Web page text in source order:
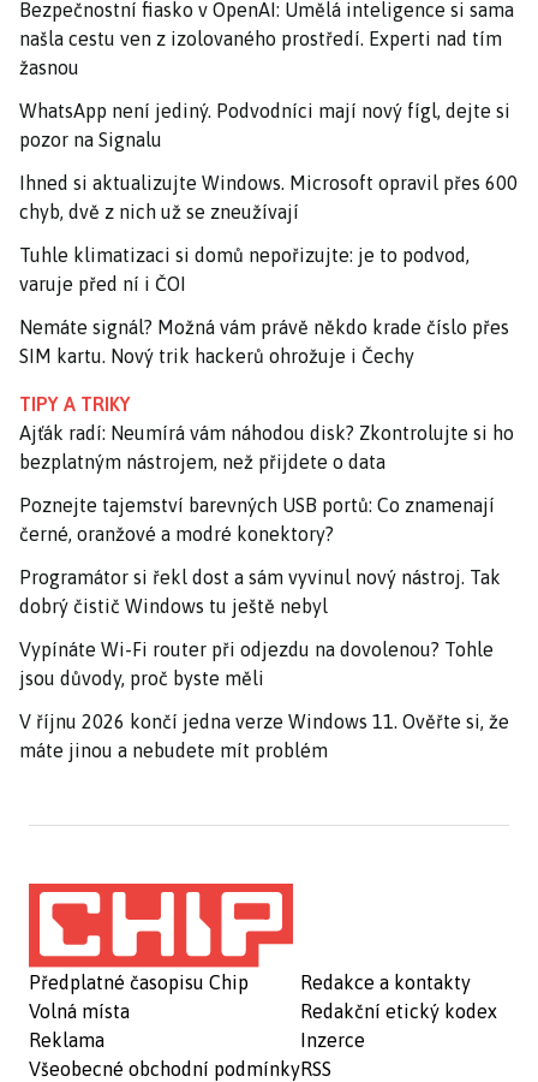
Bezpečnostní fiasko v OpenAI: Umělá inteligence si sama
našla cestu ven z izolovaného prostředí. Experti nad tím
žasnou
WhatsApp není jediný. Podvodníci mají nový fígl, dejte si
pozor na Signalu
Ihned si aktualizujte Windows. Microsoft opravil přes 600
chyb, dvě z nich už se zneužívají
Tuhle klimatizaci si domů nepořizujte: je to podvod,
varuje před ní i ČOI
Nemáte signál? Možná vám právě někdo krade číslo přes
SIM kartu. Nový trik hackerů ohrožuje i Čechy
TIPY A TRIKY
Ajťák radí: Neumírá vám náhodou disk? Zkontrolujte si ho
bezplatným nástrojem, než přijdete o data
Poznejte tajemství barevných USB portů: Co znamenají
černé, oranžové a modré konektory?
Programátor si řekl dost a sám vyvinul nový nástroj. Tak
dobrý čistič Windows tu ještě nebyl
Vypínáte Wi-Fi router při odjezdu na dovolenou? Tohle
jsou důvody, proč byste měli
V říjnu 2026 končí jedna verze Windows 11. Ověřte si, že
máte jinou a nebudete mít problém
Předplatné časopisu Chip
Volná místa
Reklama
Všeobecné obchodní podmínky
Redakce a kontakty
Redakční etický kodex
Inzerce
RSS